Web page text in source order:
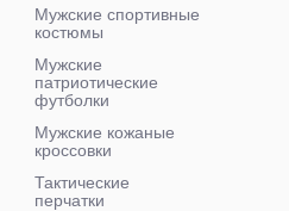
Мужские спортивные
костюмы
Мужские
патриотические
футболки
Мужские кожаные
кроссовки
Тактические
перчатки